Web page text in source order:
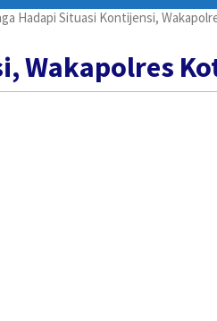
Hadapi Situasi Kontijensi,
Wakapolres